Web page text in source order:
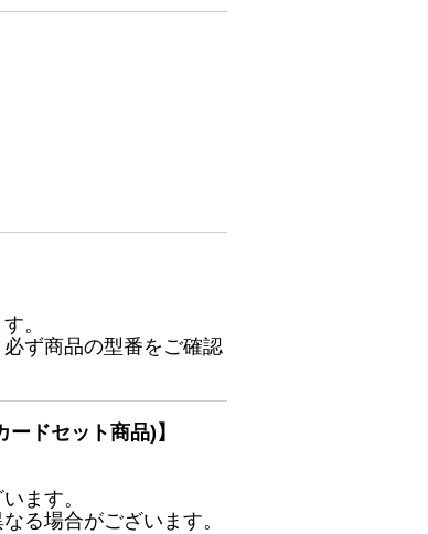
。
ず商品の型番をご確認
ドセット商品)】
ます。
る場合がございます。